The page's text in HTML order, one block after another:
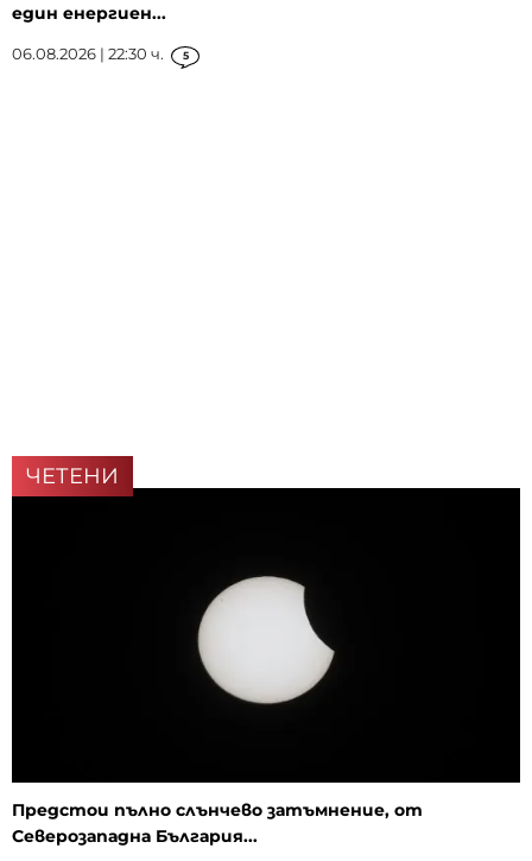
един енергиен...
06.08.2026 | 22:30 ч. 5
ЧЕТЕНИ
Предстои пълно слънчево затъмнение, от
Северозападна България...